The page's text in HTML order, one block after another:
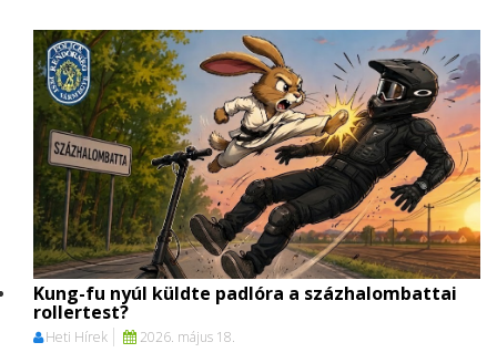
Kung-fu nyúl küldte padlóra a százhalombattai
rollertest?
Heti Hírek 2026. május 18.